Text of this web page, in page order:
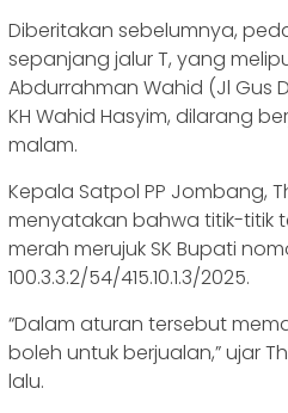
Diberitakan sebelumnya,
sepanjang jalur T, yang
Abdurrahman Wahid (Jl Gus
KH Wahid Hasyim, dilarang
malam.
Kepala Satpol PP Jombang,
menyatakan bahwa titik-titik
merah merujuk SK Bupati
100.3.3.2/54/415.10.1.3/2025.
“Dalam aturan tersebut
boleh untuk berjualan,” ujar
lalu.